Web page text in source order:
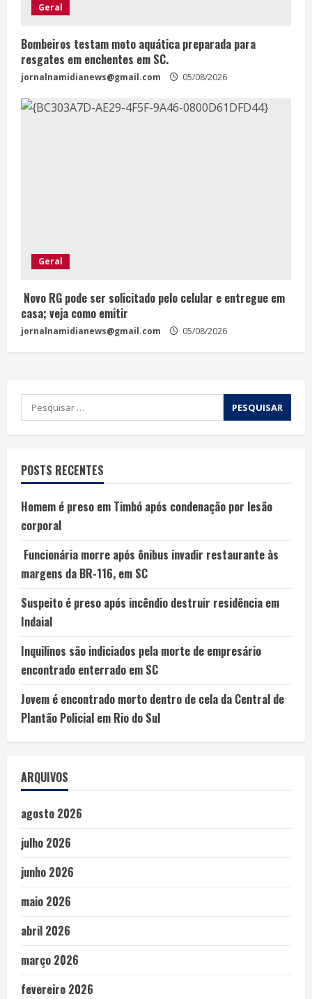
Geral
Bombeiros testam moto aquática preparada para
resgates em enchentes em SC.
jornalnamidianews@gmail.com 05/08/2026
Geral
Novo RG pode ser solicitado pelo celular e entregue em
casa; veja como emitir
jornalnamidianews@gmail.com 05/08/2026
POSTS RECENTES
Homem é preso em Timbó após condenação por lesão
corporal
Funcionária morre após ônibus invadir restaurante às
margens da BR-116, em SC
Suspeito é preso após incêndio destruir residência em
Indaial
Inquilinos são indiciados pela morte de empresário
encontrado enterrado em SC
Jovem é encontrado morto dentro de cela da Central de
Plantão Policial em Rio do Sul
ARQUIVOS
agosto 2026
julho 2026
junho 2026
maio 2026
abril 2026
março 2026
fevereiro 2026